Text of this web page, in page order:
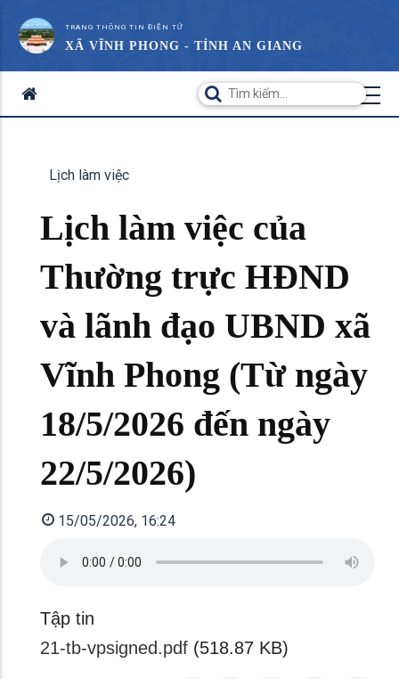
TRANG THÔNG TIN ĐIỆN TỬ
XÃ VĨNH PHONG - TỈNH AN GIANG
Lịch làm việc
Lịch làm việc của
Thường trực HĐND
và lãnh đạo UBND xã
Vĩnh Phong (Từ ngày
18/5/2026 đến ngày
22/5/2026)
15/05/2026, 16:24
Tập tin
21-tb-vpsigned.pdf (518.87 KB)